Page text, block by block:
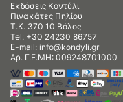
Εκδόσεις Κοντύλι
Πινακάτες Πηλίου
Τ.Κ. 370 10 Βόλος
Tel: +30 24230 86757
E-mail: info@kondyli.gr
Αρ. Γ.Ε.ΜΗ: 009248701000